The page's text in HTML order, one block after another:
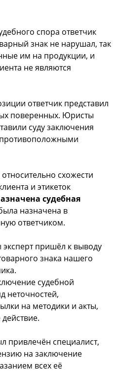
спора ответчик
знак не нарушал, так
им на продукции, и
не являются
ответчик представил
поверенных. Юристы
суду заключения
схожести
и этикеток
судебная
назначена в
ответчиком.
эксперт пришёл к выводу
знака нашего
судебной
неточностей,
на методики и акты,
специалист,
на заключение
всех её